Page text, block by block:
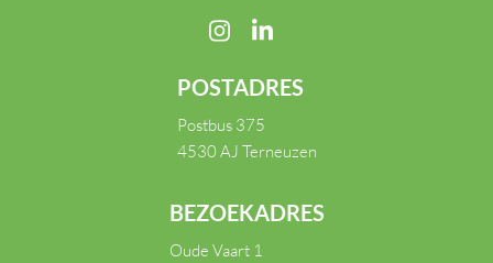
POSTADRES
Postbus 375
4530 AJ Terneuzen
BEZOEKADRES
Oude Vaart 1